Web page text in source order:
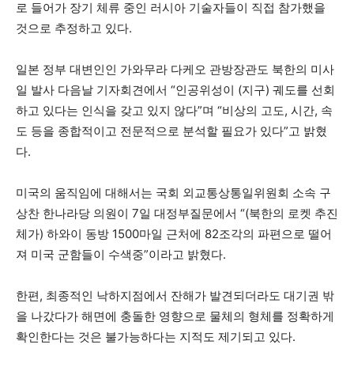
로 들어가 장기 체류 중인 러시아 기술자들이 직접 참가했을
것으로 추정하고 있다.
일본 정부 대변인인 가와무라 다케오 관방장관도 북한의 미사
일 발사 다음날 기자회견에서 “인공위성이 (지구) 궤도를 선회
하고 있다는 인식을 갖고 있지 않다”며 “비상의 고도, 시간, 속
도 등을 종합적이고 전문적으로 분석할 필요가 있다”고 밝혔
다.
미국의 움직임에 대해서는 국회 외교통상통일위원회 소속 구
상찬 한나라당 의원이 7일 대정부질문에서 “(북한의 로켓 추진
체가) 하와이 동방 1500마일 근처에 82조각의 파편으로 떨어
져 미국 군함들이 수색중”이라고 밝혔다.
한편, 최종적인 낙하지점에서 잔해가 발견되더라도 대기권 밖
을 나갔다가 해면에 충돌한 영향으로 물체의 형체를 정확하게
확인한다는 것은 불가능하다는 지적도 제기되고 있다.